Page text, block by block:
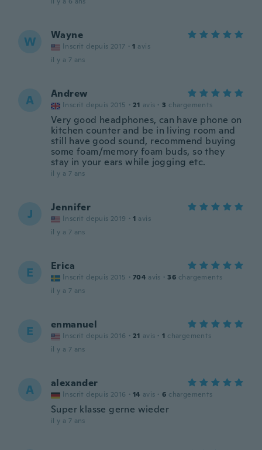
W Wayne
Inscrit depuis 2017 · 1 avis
il y a 7 ans
A Andrew
Inscrit depuis 2015 · 21 avis · 3 chargements
Very good headphones, can have phone on
kitchen counter and be in living room and
still have good sound, recommend buying
some foam/memory foam buds, so they
stay in your ears while jogging etc.
il y a 7 ans
J Jennifer
Inscrit depuis 2019 · 1 avis
il y a 7 ans
E Erica
Inscrit depuis 2015 · 704 avis · 36 chargements
il y a 7 ans
E enmanuel
Inscrit depuis 2016 · 21 avis · 1 chargements
il y a 7 ans
A alexander
Inscrit depuis 2016 · 14 avis · 6 chargements
Super klasse gerne wieder
il y a 7 ans